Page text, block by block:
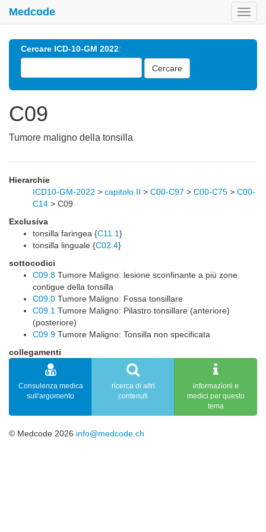
Medcode
Cercare ICD-10-GM 2022:
Cercare
C09
Tumore maligno della tonsilla
Hierarchie
ICD10-GM-2022 > capitolo II > C00-C97 > C00-C75 > C00-
C14 > C09
Exclusiva
tonsilla faringea {C11.1}
tonsilla linguale {C02.4}
sottocodici
C09.8 Tumore Maligno: lesione sconfinante a più zone
contigue della tonsilla
C09.0 Tumore Maligno: Fossa tonsillare
C09.1 Tumore Maligno: Pilastro tonsillare (anteriore)
(posteriore)
C09.9 Tumore Maligno: Tonsilla non specificata
collegamenti
Consulenza medica
sull'argomento
ricerca di altri
contenuti
informazioni e
medici per questo
tema
© Medcode 2026 info@medcode.ch